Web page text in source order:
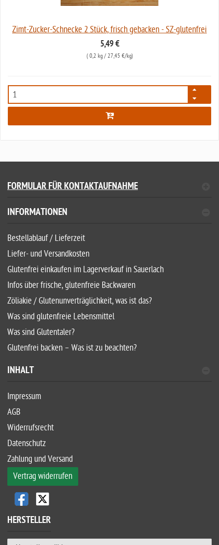
Zimt-Zucker-Schnecke 2 Stück, frisch gebacken - SZ-glutenfrei
5,49 €
( 0,2 kg/ 27,45 €/kg)
7079
FORMULAR FÜR KONTAKTAUFNAHME
INFORMATIONEN
Bestellablauf / Lieferzeit
Liefer- und Versandkosten
Glutenfrei einkaufen im Lagerverkauf in Sauerlach
Infos über frische, glutenfreie Backwaren
Zöliakie / Glutenunverträglichkeit, was ist das?
Was sind glutenfreie Lebensmittel
Was sind Glutentaler?
Glutenfrei backen – Was ist zu beachten?
INHALT
Impressum
AGB
Widerrufsrecht
Datenschutz
Zahlung und Versand
Vertrag widerrufen
HERSTELLER